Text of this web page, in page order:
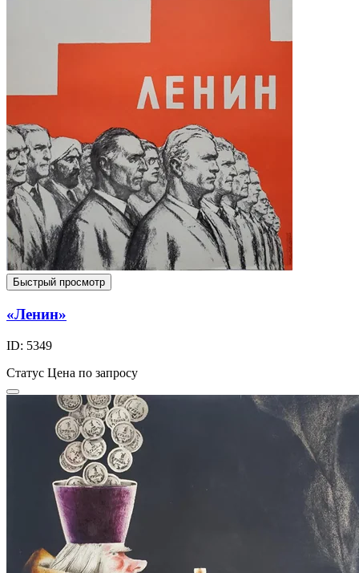
Быстрый просмотр
«Ленин»
ID: 5349
Статус Цена по запросу